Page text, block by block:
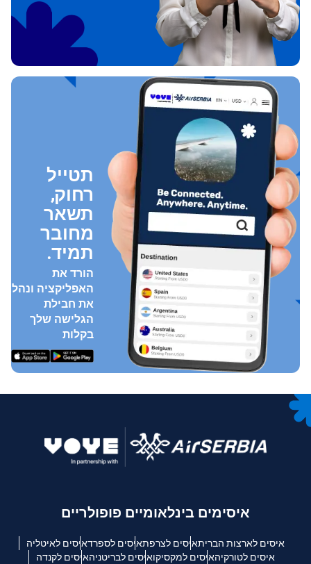
תטייל
רחוק,
תשאר
מחובר
תמיד.
הורד את
האפליקציה ונהל
את חבילת
הגלישה שלך
בקלות
איסימים בינלאומיים פופולריים
איסים לארצות הבריתאיסים לצרפתאיסים לספרדאיסים לאיטליה
איסים לטורקיהאיסים למקסיקואיסים לבריטניהאיסים לקנדה